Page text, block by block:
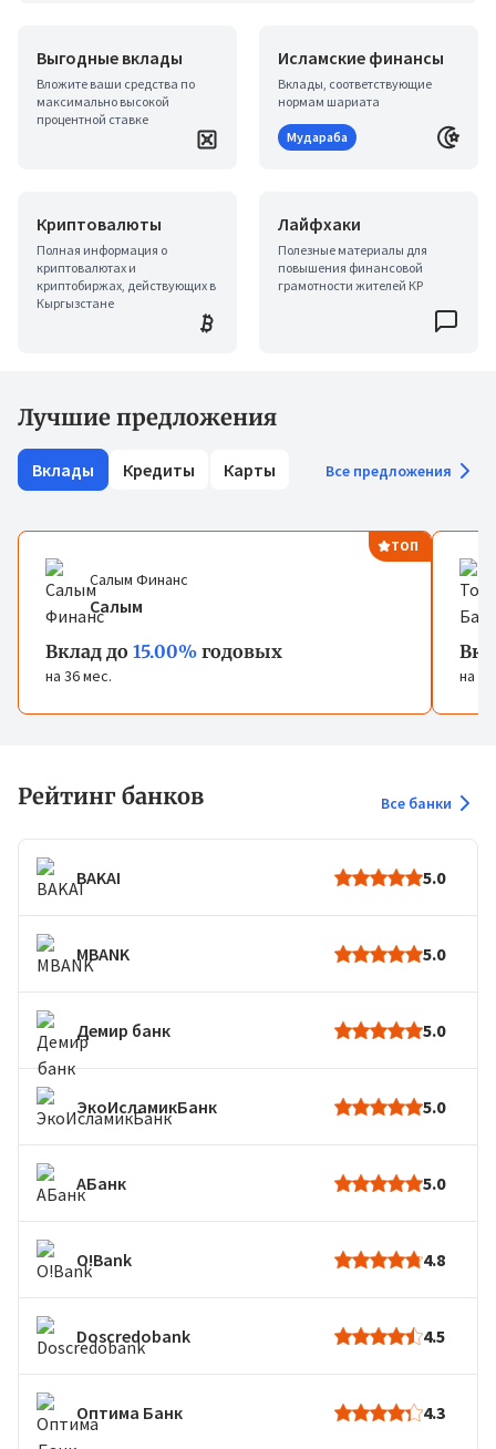
Выгодные вклады
Вложите ваши средства по
максимально высокой
процентной ставке
Исламские финансы
Вклады, соответствующие
нормам шариата
Мудараба
Криптовалюты
Полная информация о
криптовалютах и
криптобиржах, действующих в
Кыргызстане
Лайфхаки
Полезные материалы для
повышения финансовой
грамотности жителей КР
Лучшие предложения
Вклады Кредиты Карты Все предложения
ТОП
Салым Финанс
Салым
Вклад до 15.00% годовых
на 36 мес. на
Рейтинг банков Все банки
BAKAI 5.0
MBANK 5.0
Демир банк 5.0
ЭкоИсламикБанк 5.0
АБанк 5.0
O!Bank 4.8
Doscredobank 4.5
Оптима Банк 4.3